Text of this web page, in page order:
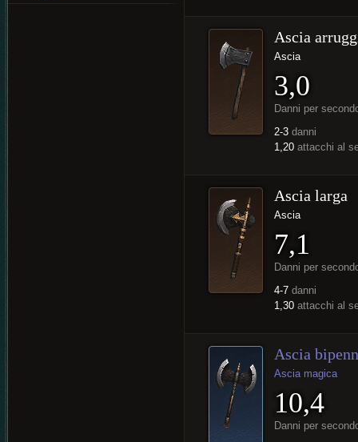
Ascia
Ascia
3,0
Danni per
2-3 danni
1,20 attacchi al
Ascia larga
Ascia
7,1
Danni per
4-7 danni
1,30 attacchi al
Ascia
Ascia magica
10,4
Danni per